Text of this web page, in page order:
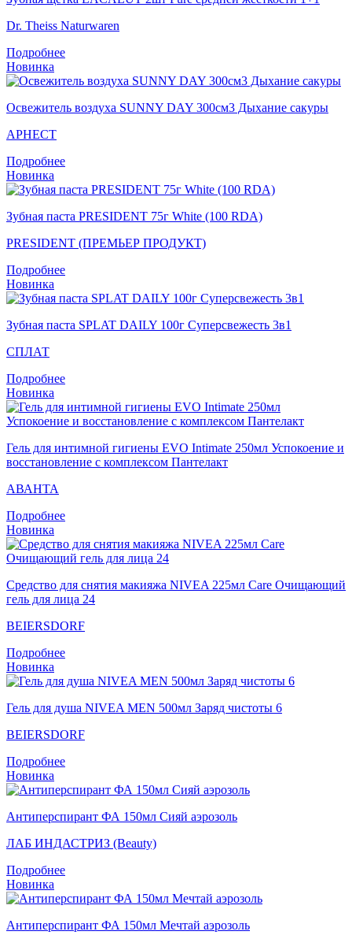
Dr. Theiss Naturwaren
Подробнее
Новинка
Освежитель воздуха SUNNY DAY 300см3 Дыхание сакуры
АРНЕСТ
Подробнее
Новинка
Зубная паста PRESIDENT 75г White (100 RDA)
PRESIDENT (ПРЕМЬЕР ПРОДУКТ)
Подробнее
Новинка
Зубная паста SPLAT DAILY 100г Суперсвежесть 3в1
СПЛАТ
Подробнее
Новинка
Гель для интимной гигиены EVO Intimate 250мл Успокоение и
восстановление с комплексом Пантелакт
АВАНТА
Подробнее
Новинка
Средство для снятия макияжа NIVEA 225мл Care Очищающий
гель для лица 24
BEIERSDORF
Подробнее
Новинка
Гель для душа NIVEA MEN 500мл Заряд чистоты 6
BEIERSDORF
Подробнее
Новинка
Антиперспирант ФА 150мл Сияй аэрозоль
ЛАБ ИНДАСТРИЗ (Beauty)
Подробнее
Новинка
Антиперспирант ФА 150мл Мечтай аэрозоль